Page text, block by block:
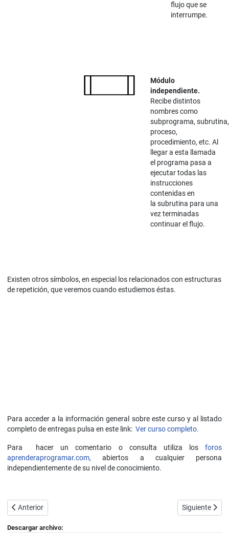
flujo que se
interrumpe.
Módulo
independiente.
Recibe distintos
nombres como
subprograma, subrutina,
proceso,
procedimiento, etc. Al
llegar a esta llamada
el programa pasa a
ejecutar todas las
instrucciones
contenidas en
la subrutina para una
vez terminadas
continuar el flujo.
Existen otros símbolos, en especial los relacionados con estructuras
de repetición, que veremos cuando estudiemos éstas.
Para acceder a la información general sobre este curso y al listado
completo de entregas pulsa en este link: Ver curso completo.
Para hacer un comentario o consulta utiliza losforos
aprenderaprogramar.com, abiertos a cualquier persona
independientemente de su nivel de conocimiento.
Artículo anterior: Ejercicios resueltos ejemplos de pseudocódigo.
Anterior Artículo
Siguiente
Descargar archivo: